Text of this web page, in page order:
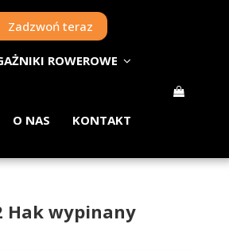
Zadzwoń teraz
ROWEROWE
O NAS KONTAKT
Hak wypinany